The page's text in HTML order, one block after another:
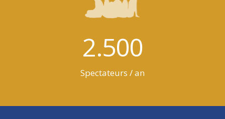
2.500
Spectateurs / an